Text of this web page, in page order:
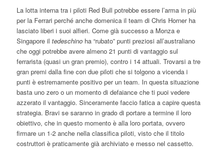
La lotta interna tra i piloti Red Bull potrebbe essere l’arma in più
per la Ferrari perché anche domenica il team di Chris Horner ha
lasciato liberi i suoi alfieri. Come già successo a Monza e
Singapore il tedeschinoha “rubato” punti preziosi all’australiano
che oggi potrebbe avere almeno 21 punti di vantaggio sul
ferrarista (quasi un gran premio), contro i 14 attuali. Trovarsi a tre
gran premi dalla fine con due piloti che si tolgono a vicenda i
punti è estremamente positivo per un team. In questa situazione
basta uno zero o un momento di defaiance che ti puoi vedere
azzerato il vantaggio. Sinceramente faccio fatica a capire questa
strategia. Bravi se saranno in grado di portare a termine il loro
obiettivo, che in questo momento è alla loro portata, ovvero
firmare un 1-2 anche nella classifica piloti, visto che il titolo
costruttori è praticamente già archiviato e messo nel cassetto.